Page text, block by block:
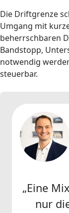
Die Driftgrenze
Umgang mit
beherrschbaren
Bandstopp,
notwendig
steuerbar.
„Eine
nur